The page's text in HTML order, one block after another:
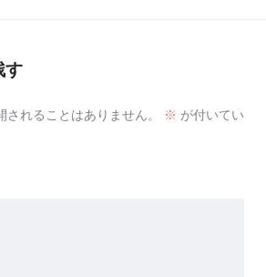
す
されることはありません。 ※ が付いてい